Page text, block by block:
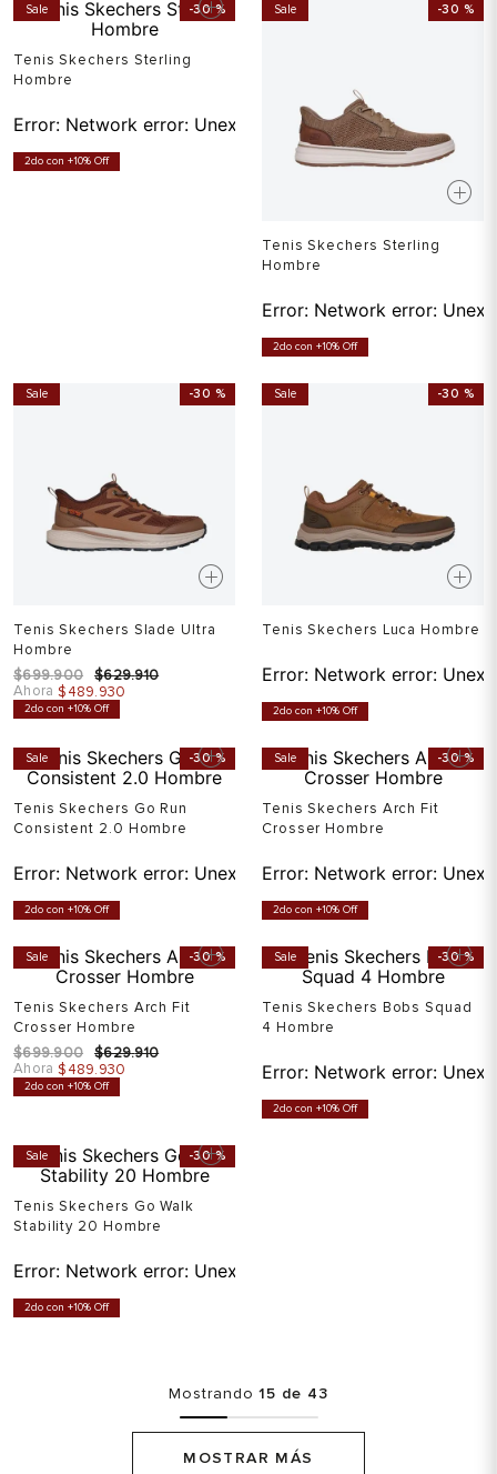
Sale -30 %
Tenis Skechers Sterling
Hombre
Error: Network error: Unexpected token T in JSON at
2do con +10% Off
Sale -30 %
Tenis Skechers Sterling
Hombre
Error: Network error:
2do con +10% Off
Sale -30 %
Tenis Skechers Slade Ultra
Hombre
$699.900 $629.910
Ahora $489.930
2do con +10% Off
Sale -30 %
Tenis Skechers Luca Hombre
Error: Network error:
2do con +10% Off
Sale -30 %
Tenis Skechers Go Run
Consistent 2.0 Hombre
Error: Network error: Unexpected token T in JSON at
2do con +10% Off
Sale -30 %
Tenis Skechers Arch Fit
Crosser Hombre
Error: Network error:
2do con +10% Off
Sale -30 %
Tenis Skechers Arch Fit
Crosser Hombre
$699.900 $629.910
Ahora $489.930
2do con +10% Off
Sale -30 %
Tenis Skechers Bobs Squad
4 Hombre
Error: Network error:
2do con +10% Off
Sale -30 %
Tenis Skechers Go Walk
Stability 20 Hombre
Error: Network error: Unexpected token T in JSON at
2do con +10% Off
Mostrando15 de 43
MOSTRAR MÁS